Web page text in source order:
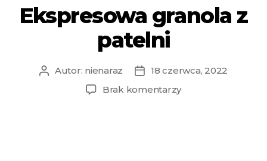
Ekspresowa granola z
patelni
Autor: nienaraz
18 czerwca, 2022
Brak komentarzy